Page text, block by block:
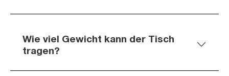
Wie viel Gewicht kann der Tisch
tragen?